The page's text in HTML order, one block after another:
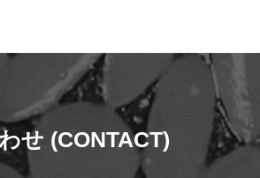
せ (CONTACT)